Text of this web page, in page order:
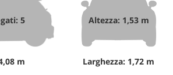
5
m
Altezza: 1,53 m
Larghezza: 1,72 m